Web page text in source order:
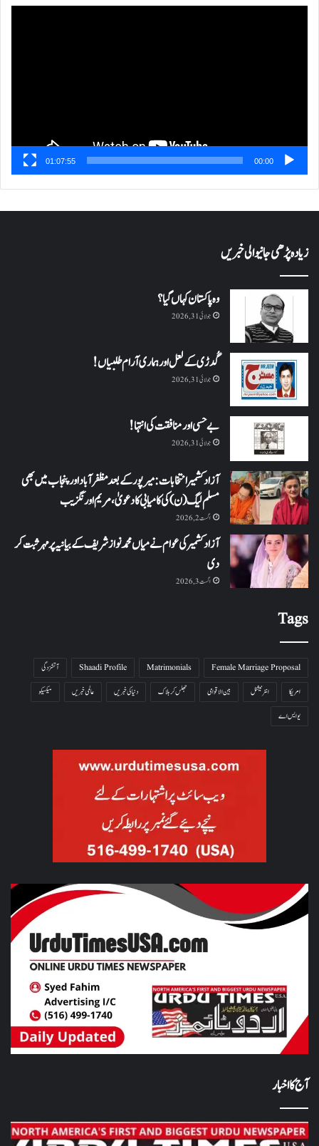
00:00
01:07:55
زیادہ پڑھی جانیوالی خبریں
وہ پاکستان کہاں گیا؟
جولائی 31, 2026
گُدڑی کے لعل اور ہماری آرام طلبیاں!
جولائی 31, 2026
بے حسی اور منافقت کی انتہا !
جولائی 31, 2026
آزاد کشمیر انتخابات: میرپور کے بعد مظفرآباد اور پنجاب میں بھی
مسلم لیگ (ن) کی کامیابی کا دعویٰ، مریم اورنگزیب
اگست 2, 2026
آزاد کشمیر کی عوام نے میاں محمد نواز شریف کے بیانیہ پر مہر ثبت کر
دی
اگست 3, 2026
Tags
Female Marriage Proposal
Matrimonials
Shaadi Profile
آتشزدگی
امریکا
انٹرنیشنل بین الاقوامی جھلس کر ہلاک دنیا کی خبریں عالمی خبریں
میکسیکو
یو ایس اے
آج کا اخبار